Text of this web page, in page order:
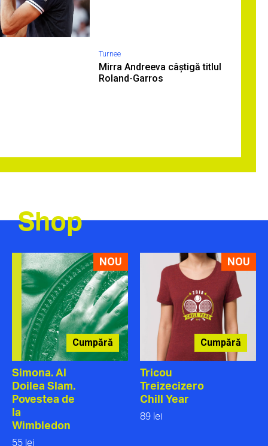
Turnee
Mirra Andreeva câștigă titlul
Roland-Garros
Shop
NOU
Cumpără
Simona. Al
Doilea Slam.
Povestea de
la
Wimbledon
55 lei
NOU
Cumpără
Tricou
Treizecizero
Chill Year
89 lei